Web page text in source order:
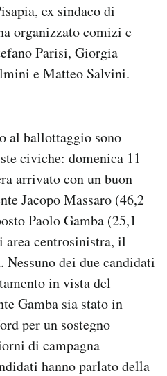
ex sindaco di
organizzato comizi e
Parisi, Giorgia
e Matteo Salvini.
al ballottaggio sono
civiche: domenica 11
arrivato con un buon
Jacopo Massaro (46,2
Paolo Gamba (25,1
centrosinistra, il
Nessuno dei due candidati
in vista del
Gamba sia stato in
per un sostegno
di campagna
hanno parlato della